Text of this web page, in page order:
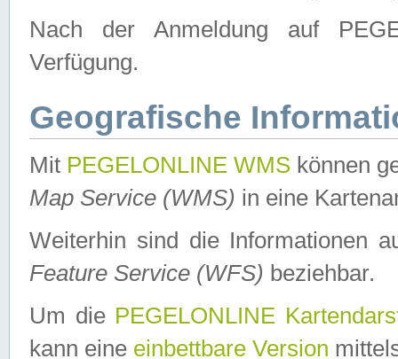
Nach der Anmeldung auf
Verfügung.
Geografische
Mit PEGELONLINE WMS können
Map Service (WMS) in eine
Weiterhin sind die Informationen
Feature Service (WFS) beziehbar.
Um die PEGELONLINE
kann eine einbettbare Version